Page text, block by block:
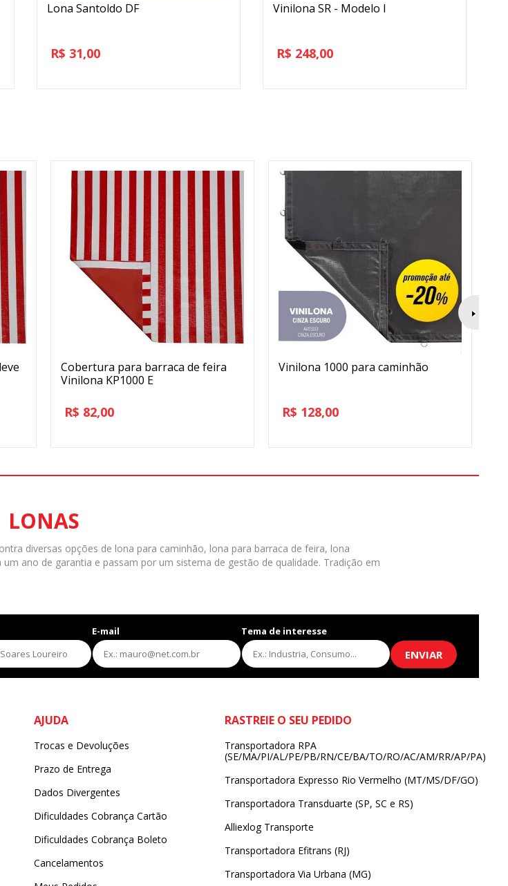
Lona Santoldo DF
R$ 31,00
Vinilona SR - Modelo I
R$ 248,00
Cobertura para barraca de feira
Vinilona KP1000 E
R$ 82,00
Vinilona 1000 para caminhão
R$ 128,00
LONAS
diversas opções de lona para caminhão, lona para barraca de feira, lona
ano de garantia e passam por um sistema de gestão de qualidade. Tradição em
E-mail Tema de interesse
ENVIAR
AJUDA
Trocas e Devoluções
Prazo de Entrega
Dados Divergentes
Dificuldades Cobrança Cartão
Dificuldades Cobrança Boleto
Cancelamentos
RASTREIE O SEU PEDIDO
Transportadora RPA
(SE/MA/PI/AL/PE/PB/RN/CE/BA/TO/RO/AC/AM/RR/AP/PA)
Transportadora Expresso Rio Vermelho (MT/MS/DF/GO)
Transportadora Transduarte (SP, SC e RS)
Alliexlog Transporte
Transportadora Efitrans (RJ)
Transportadora Via Urbana (MG)